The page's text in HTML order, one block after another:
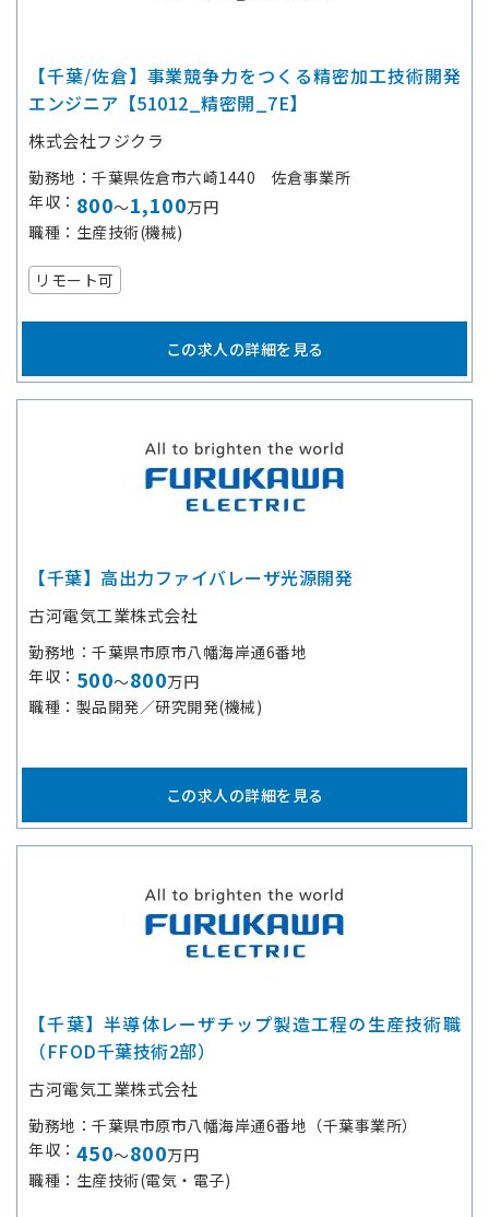
【千葉/佐倉】事業競争力をつくる精密加工技術開発
エンジニア【51012_精密開_7E】
株式会社フジクラ
勤務地
千葉県佐倉市六崎1440 佐倉事業所
年収
800～1,100万円
職種
生産技術(機械)
リモート可
この求人の詳細を見る
【千葉】高出力ファイバレーザ光源開発
古河電気工業株式会社
勤務地
千葉県市原市八幡海岸通6番地
年収
500～800万円
職種
製品開発／研究開発(機械)
この求人の詳細を見る
【千葉】半導体レーザチップ製造工程の生産技術職
（FFOD千葉技術2部）
古河電気工業株式会社
勤務地
千葉県市原市八幡海岸通6番地（千葉事業所）
年収
450～800万円
職種
生産技術(電気・電子)